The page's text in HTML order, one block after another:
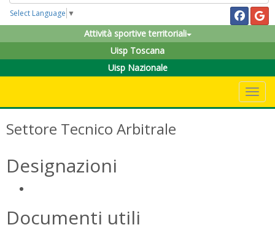
Select Language ▼
Attività sportive territoriali
Uisp Toscana
Uisp Nazionale
Settore Tecnico Arbitrale
Designazioni
Documenti utili